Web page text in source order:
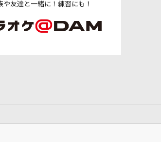
や友達と一緒に！練習にも！